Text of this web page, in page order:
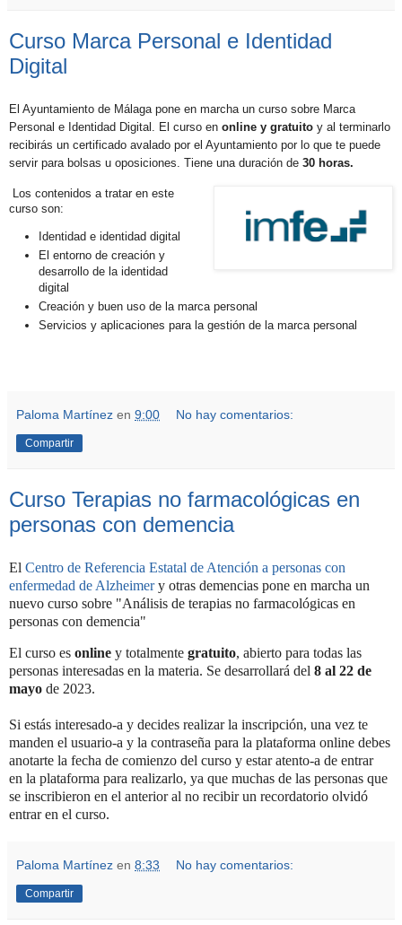
Curso Marca Personal e Identidad
Digital
El Ayuntamiento de Málaga pone en marcha un curso sobre Marca
Personal e Identidad Digital. El curso en online y gratuito y al terminarlo
recibirás un certificado avalado por el Ayuntamiento por lo que te puede
servir para bolsas u oposiciones. Tiene una duración de 30 horas.
Los contenidos a tratar en este
curso son:
Identidad e identidad digital
El entorno de creación y
desarrollo de la identidad
digital
Creación y buen uso de la marca personal
Servicios y aplicaciones para la gestión de la marca personal
Paloma Martínez en 9:00 No hay comentarios:
Compartir
Curso Terapias no farmacológicas en
personas con demencia
El Centro de Referencia Estatal de Atención a personas con
enfermedad de Alzheimer y otras demencias pone en marcha un
nuevo curso sobre "Análisis de terapias no farmacológicas en
personas con demencia"
El curso es online y totalmente gratuito, abierto para todas las
personas interesadas en la materia. Se desarrollará del 8 al 22 de
mayo de 2023.
Si estás interesado-a y decides realizar la inscripción, una vez te
manden el usuario-a y la contraseña para la plataforma online debes
anotarte la fecha de comienzo del curso y estar atento-a de entrar
en la plataforma para realizarlo, ya que muchas de las personas que
se inscribieron en el anterior al no recibir un recordatorio olvidó
entrar en el curso.
Paloma Martínez en 8:33 No hay comentarios:
Compartir